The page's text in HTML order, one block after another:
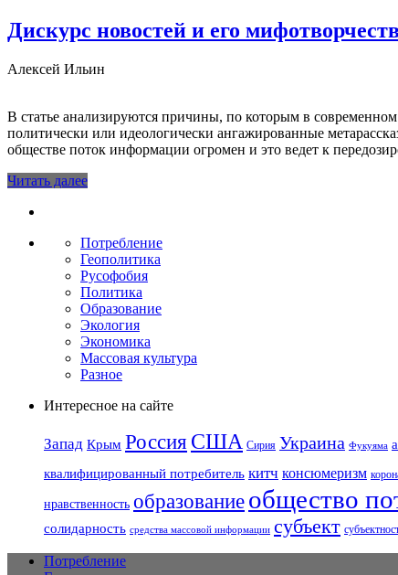
Дискурс новостей и его
Алексей Ильин
В статье анализируются причины, по которым в
политически или идеологически ангажи­рованные
обществе поток информации огромен и это ведет к
Читать далее
Потребление
Геополитика
Русофобия
Политика
Образование
Экология
Экономика
Массовая культура
Разное
Интересное на сайте
Запад Крым Россия США Сирия Украина Фукуяма
квалифицированный потребитель китч консюмеризм
нравственность образование общество
солидарность средства массовой информации субъект
Потребление